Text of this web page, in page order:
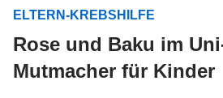
ELTERN-KREBSHILFE
Rose und Baku im
Mutmacher für Kinder